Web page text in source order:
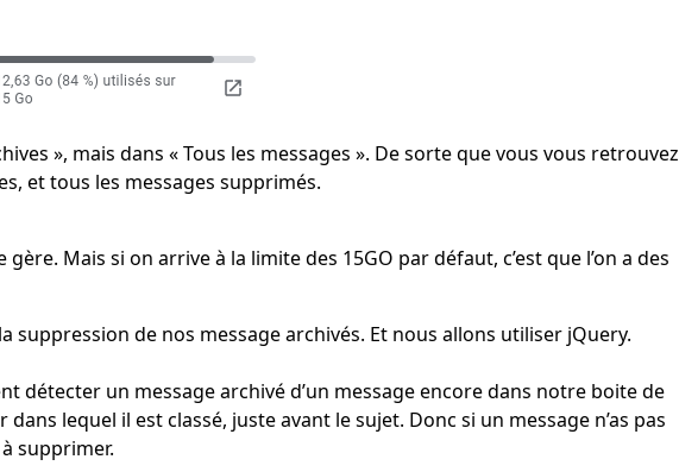
», mais dans « Tous les messages ». De sorte que vous vous retrouvez
et tous les messages supprimés.
Mais si on arrive à la limite des 15GO par défaut, c’est que l’on a des
suppression de nos message archivés. Et nous allons utiliser jQuery.
détecter un message archivé d’un message encore dans notre boite de
lequel il est classé, juste avant le sujet. Donc si un message n’as pas
supprimer.